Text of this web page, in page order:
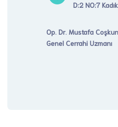
D:2 NO:7
Op. Dr. Mustafa Coşkun
Genel Cerrahi Uzmanı